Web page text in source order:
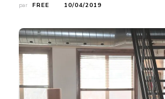
par FREE 10/04/2019